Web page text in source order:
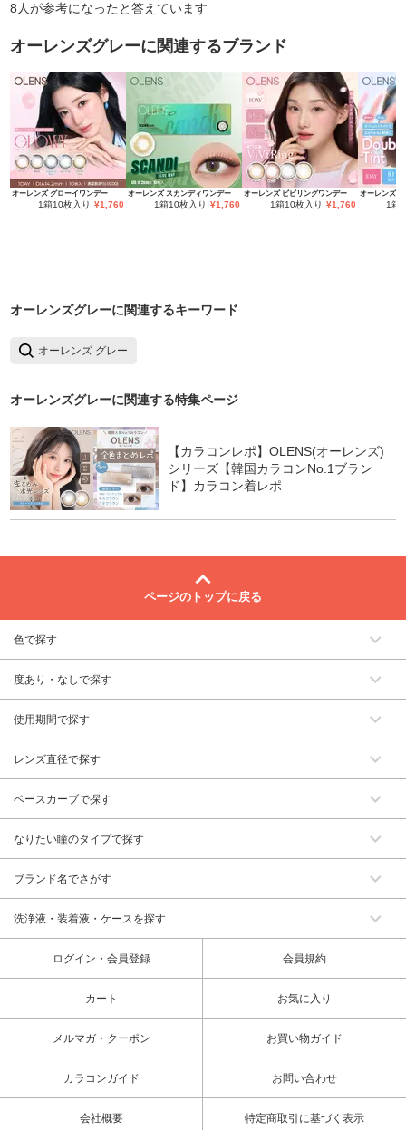
8 人が参考になったと答えています
オーレンズグレーに関連するブランド
オーレンズ グローイワンデー
1箱10枚入り ¥1,760
オーレンズ スカンディワンデー
1箱10枚入り ¥1,760
オーレンズ ビビリングワンデー
1箱10枚入り ¥1,760 1箱
オーレンズグレーに関連するキーワード
オーレンズ グレー
オーレンズグレーに関連する特集ページ
【カラコンレポ】OLENS(オーレンズ)
シリーズ【韓国カラコンNo.1ブラン
ド】カラコン着レポ
ページのトップに戻る
色で探す
度あり・なしで探す
使用期間で探す
レンズ直径で探す
ベースカーブで探す
なりたい瞳のタイプで探す
ブランド名でさがす
洗浄液・装着液・ケースを探す
ログイン・会員登録 会員規約
カート お気に入り
メルマガ・クーポン お買い物ガイド
カラコンガイド お問い合わせ
会社概要 特定商取引に基づく表示